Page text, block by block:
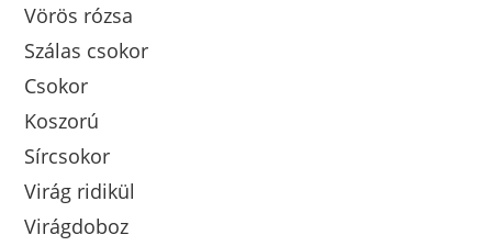
Vörös rózsa
Szálas csokor
Csokor
Koszorú
Sírcsokor
Virág ridikül
Virágdoboz